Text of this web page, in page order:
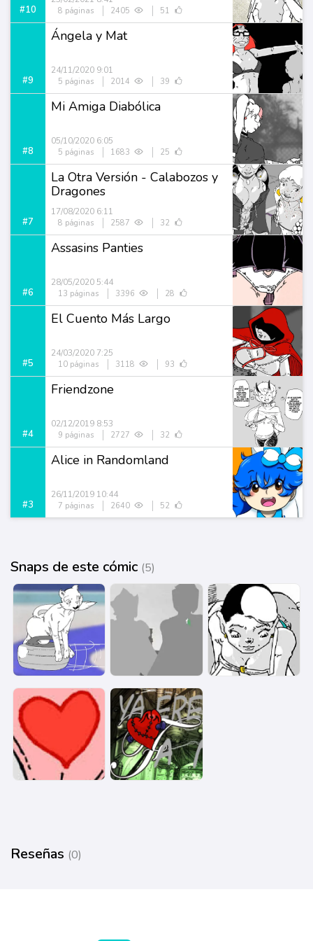
#10 8 páginas 2405 51
#9
Ángela y Mat
24/11/2020 9:01
5 páginas 2014 39
#8
Mi Amiga Diabólica
05/10/2020 6:05
5 páginas 1683 25
#7
La Otra Versión - Calabozos y
Dragones
17/08/2020 6:11
8 páginas 2587 32
#6
Assasins Panties
28/05/2020 5:44
13 páginas 3396 28
#5
El Cuento Más Largo
24/03/2020 7:25
10 páginas 3118 93
#4
Friendzone
02/12/2019 8:53
9 páginas 2727 32
#3
Alice in Randomland
26/11/2019 10:44
7 páginas 2640 52
Snaps de este cómic (5)
Reseñas (0)